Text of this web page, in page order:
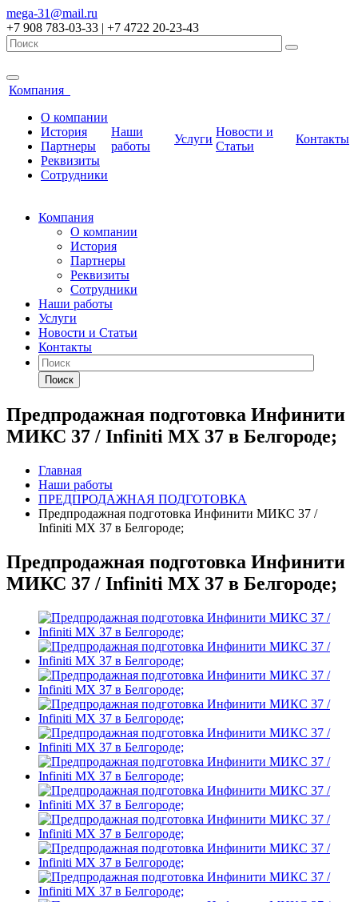
mega-31@mail.ru
+7 908 783-03-33 | +7 4722 20-23-43
Компания
О компании
История
Партнеры
Реквизиты
Сотрудники
Наши
работы
Услуги
Новости и
Статьи
Контакты
Компания
О компании
История
Партнеры
Реквизиты
Сотрудники
Наши работы
Услуги
Новости и Статьи
Контакты
Поиск
Предпродажная подготовка Инфинити
МИКС 37 / Infiniti MX 37 в Белгороде;
Главная
Наши работы
ПРЕДПРОДАЖНАЯ ПОДГОТОВКА
Предпродажная подготовка Инфинити МИКС 37 /
Infiniti MX 37 в Белгороде;
Предпродажная подготовка Инфинити
МИКС 37 / Infiniti MX 37 в Белгороде;